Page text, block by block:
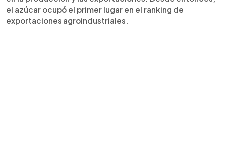
el azúcar ocupó el primer lugar en el ranking de
exportaciones agroindustriales.